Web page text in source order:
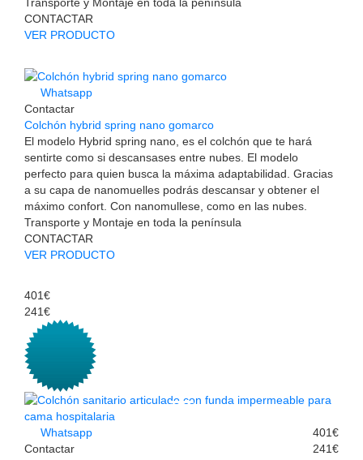
CONTACTAR
VER PRODUCTO
Whatsapp
Contactar
Colchón hybrid spring nano gomarco
El modelo Hybrid spring nano, es el colchón que te hará
sentirte como si descansases entre nubes. El modelo
perfecto para quien busca la máxima adaptabilidad. Gracias
a su capa de nanomuelles podrás descansar y obtener el
máximo confort. Con nanomullese, como en las nubes.
Transporte y Montaje en toda la península
CONTACTAR
VER PRODUCTO
401€
241€
Whatsapp
Contactar
401€
241€